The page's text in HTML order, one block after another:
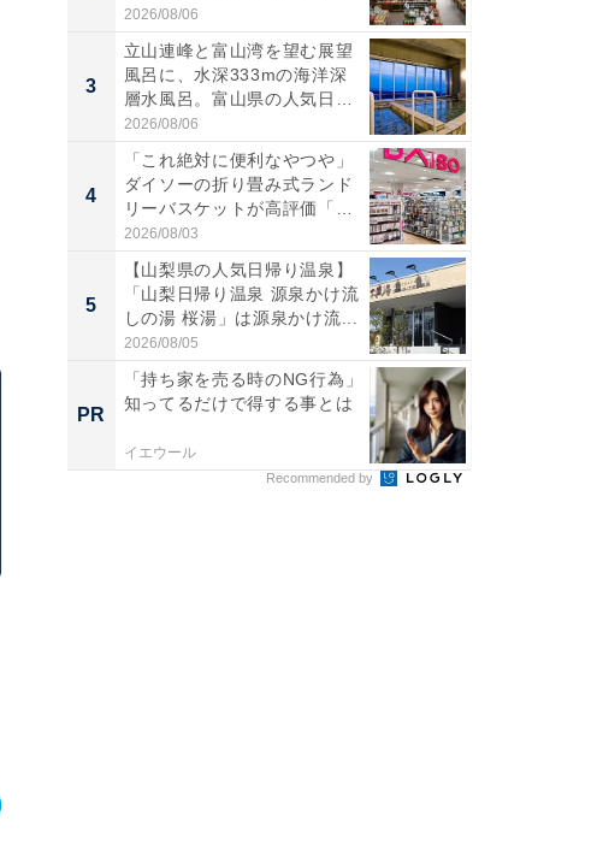
ー...
2026/08/06
3
立山連峰と富山湾を望む展望
風呂に、水深333mの海洋深
層水風呂。富山県の人気日
帰...
2026/08/06
4
「これ絶対に便利なやつや」
ダイソーの折り畳み式ランド
リーバスケットが高評価「使
わ...
2026/08/03
5
【山梨県の人気日帰り温泉】
「山梨日帰り温泉 源泉かけ流
しの湯 桜湯」は源泉かけ流...
2026/08/05
PR
「持ち家を売る時のNG行為」
知ってるだけで得する事とは
イエウール
Recommended by